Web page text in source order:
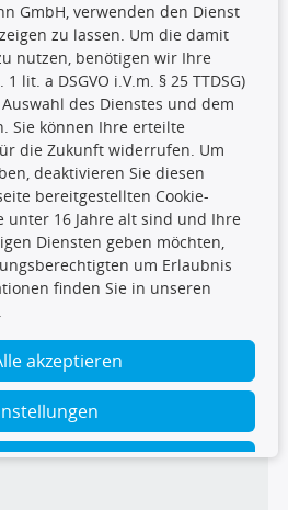
GmbH, verwenden den Dienst
zu lassen. Um die damit
nutzen, benötigen wir Ihre
lit. a DSGVO i.V.m. § 25 TTDSG)
des Dienstes und dem
Sie können Ihre erteilte
die Zukunft widerrufen. Um
deaktivieren Sie diesen
bereitgestellten Cookie-
unter 16 Jahre alt sind und Ihre
Diensten geben möchten,
um Erlaubnis
finden Sie in unseren
.
akzeptieren
Ablehnen